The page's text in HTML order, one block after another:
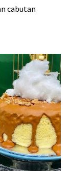
cabutan